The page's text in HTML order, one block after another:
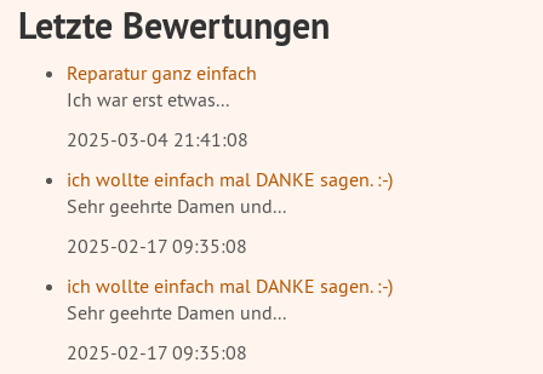
Letzte Bewertungen
Reparatur ganz einfach
Ich war erst etwas...
2025-03-04 21:41:08
ich wollte einfach mal DANKE sagen. :-)
Sehr geehrte Damen und...
2025-02-17 09:35:08
ich wollte einfach mal DANKE sagen. :-)
Sehr geehrte Damen und...
2025-02-17 09:35:08